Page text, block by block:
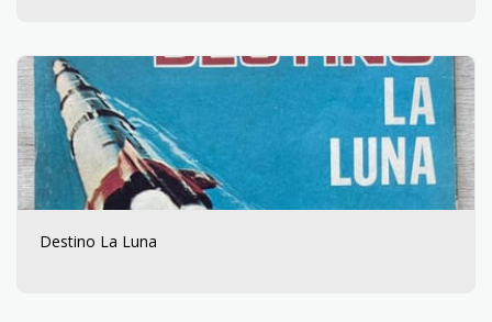
Destino La Luna